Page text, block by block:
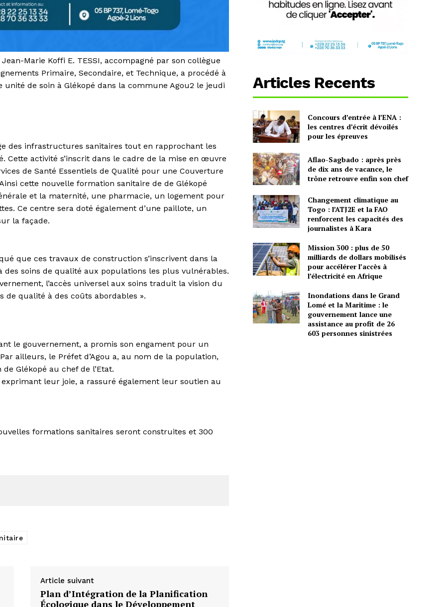
Marie Koffi E. TESSI, accompagné par son collègue
Primaire, Secondaire, et Technique, a procédé à
de soin à Glékopé dans la commune Agou2 le jeudi
des infrastructures sanitaires tout en rapprochant les
Cette activité s’inscrit dans le cadre de la mise en œuvre
de Santé Essentiels de Qualité pour une Couverture
cette nouvelle formation sanitaire de de Glékopé
et la maternité, une pharmacie, un logement pour
Ce centre sera doté également d’une paillote, un
la façade.
que ces travaux de construction s’inscrivent dans la
des soins de qualité aux populations les plus vulnérables.
l’accès universel aux soins traduit la vision du
de qualité à des coûts abordables ».
le gouvernement, a promis son engament pour un
ailleurs, le Préfet d’Agou a, au nom de la population,
Glékopé au chef de l’Etat.
leur joie, a rassuré également leur soutien au
formations sanitaires seront construites et 300
Article suivant
Plan d’Intégration de la Planification
Écologique dans le Développement
Articles Recents
Concours d’entrée à l’ENA :
les centres d’écrit dévoilés
pour les épreuves
Aflao-Sagbado : après près
de dix ans de vacance, le
trône retrouve enfin son chef
Changement climatique au
Togo : l’ATJ2E et la FAO
renforcent les capacités des
journalistes à Kara
Mission 300 : plus de 50
milliards de dollars mobilisés
pour accélérer l’accès à
l’électricité en Afrique
Inondations dans le Grand
Lomé et la Maritime : le
gouvernement lance une
assistance au profit de 26
603 personnes sinistrées